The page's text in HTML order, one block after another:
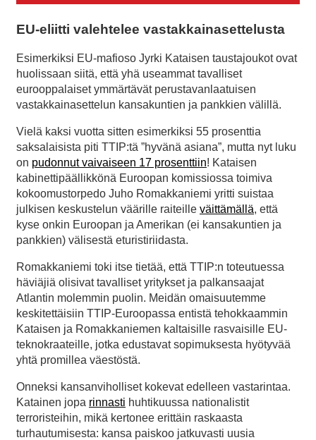
EU-eliitti valehtelee vastakkainasettelusta
Esimerkiksi EU-mafioso Jyrki Kataisen taustajoukot ovat
huolissaan siitä, että yhä useammat tavalliset
eurooppalaiset ymmärtävät perustavanlaatuisen
vastakkainasettelun kansakuntien ja pankkien välillä.
Vielä kaksi vuotta sitten esimerkiksi 55 prosenttia
saksalaisista piti TTIP:tä ”hyvänä asiana”, mutta nyt luku
on pudonnut vaivaiseen 17 prosenttiin! Kataisen
kabinettipäällikkönä Euroopan komissiossa toimiva
kokoomustorpedo Juho Romakkaniemi yritti suistaa
julkisen keskustelun väärille raiteille väittämällä, että
kyse onkin Euroopan ja Amerikan (ei kansakuntien ja
pankkien) välisestä eturistiriidasta.
Romakkaniemi toki itse tietää, että TTIP:n toteutuessa
häviäjiä olisivat tavalliset yritykset ja palkansaajat
Atlantin molemmin puolin. Meidän omaisuutemme
keskitettäisiin TTIP-Euroopassa entistä tehokkaammin
Kataisen ja Romakkaniemen kaltaisille rasvaisille EU-
teknokraateille, jotka edustavat sopimuksesta hyötyvää
yhtä promillea väestöstä.
Onneksi kansanviholliset kokevat edelleen vastarintaa.
Katainen jopa rinnasti huhtikuussa nationalistit
terroristeihin, mikä kertonee erittäin raskaasta
turhautumisesta: kansa paiskoo jatkuvasti uusia